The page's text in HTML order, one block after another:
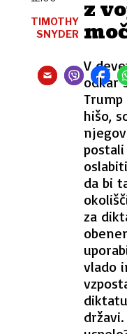
z
V
odkar
hišo,
da bi
za
vlado
TIMOTHY
SNYDER